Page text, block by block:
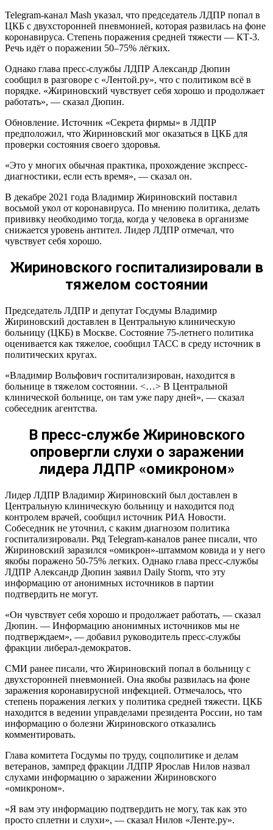
Telegram-канал Mash указал, что председатель ЛДПР попал в
ЦКБ с двухсторонней пневмонией, которая развилась на фоне
коронавируса. Степень поражения средней тяжести — КТ-3.
Речь идёт о поражении 50–75% лёгких.
Однако глава пресс-службы ЛДПР Александр Дюпин
сообщил в разговоре с «Лентой.ру», что с политиком всё в
порядке. «Жириновский чувствует себя хорошо и продолжает
работать», — сказал Дюпин.
Обновление. Источник «Секрета фирмы» в ЛДПР
предположил, что Жириновский мог оказаться в ЦКБ для
проверки состояния своего здоровья.
«Это у многих обычная практика, прохождение экспресс-
диагностики, если есть время», — сказал он.
В декабре 2021 года Владимир Жириновский поставил
восьмой укол от коронавируса. По мнению политика, делать
прививку необходимо тогда, когда у человека в организме
снижается уровень антител. Лидер ЛДПР отмечал, что
чувствует себя хорошо.
Жириновского госпитализировали в
тяжелом состоянии
Председатель ЛДПР и депутат Госдумы Владимир
Жириновский доставлен в Центральную клиническую
больницу (ЦКБ) в Москве. Состояние 75-летнего политика
оценивается как тяжелое, сообщил ТАСС в среду источник в
политических кругах.
«Владимир Вольфович госпитализирован, находится в
больнице в тяжелом состоянии. <…> В Центральной
клинической больнице, он там уже пару дней», — сказал
собеседник агентства.
В пресс-службе Жириновского
опровергли слухи о заражении
лидера ЛДПР «омикроном»
Лидер ЛДПР Владимир Жириновский был доставлен в
Центральную клиническую больницу и находится под
контролем врачей, сообщил источник РИА Новости.
Собеседник не уточнил, с каким диагнозом политика
госпитализировали. Ряд Telegram-каналов ранее писали, что
Жириновский заразился «омикрон»-штаммом ковида и у него
якобы поражено 50-75% легких. Однако глава пресс-службы
ЛДПР Александр Дюпин заявил Daily Storm, что эту
информацию от анонимных источников в партии
подтвердить не могут.
«Он чувствует себя хорошо и продолжает работать, — сказал
Дюпин. — Информацию анонимных источников мы не
подтверждаем», — добавил руководитель пресс-службы
фракции либерал-демократов.
СМИ ранее писали, что Жириновский попал в больницу с
двухсторонней пневмонией. Она якобы развилась на фоне
заражения коронавирусной инфекцией. Отмечалось, что
степень поражения легких у политика средней тяжести. ЦКБ
находится в ведении управделами президента России, но там
информацию о болезни Жириновского отказались
комментировать.
Глава комитета Госдумы по труду, соцполитике и делам
ветеранов, зампред фракции ЛДПР Ярослав Нилов назвал
слухами информацию о заражении Жириновского
«омикроном».
«Я вам эту информацию подтвердить не могу, так как это
просто сплетни и слухи», — сказал Нилов «Ленте.ру».